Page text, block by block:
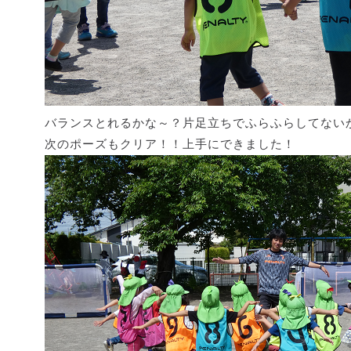
バランスとれるかな～？片足立ちでふらふらしてない
次のポーズもクリア！！上手にできました！